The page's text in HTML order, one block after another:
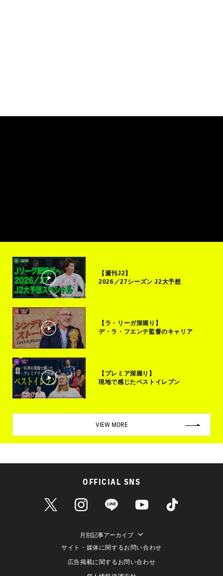
【週刊J2】
2026／27シーズン J2大予想
【ラ・リーガ深堀り】
デ・ラ・フエンテ監督のキャリア
【プレミア深堀り】
現地で感じたベストイレブン
VIEW MORE
OFFICIAL SNS
月別記事アーカイブ
サイト・媒体に関するお問い合わせ
広告掲載に関するお問い合わせ